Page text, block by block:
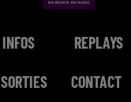
INFOS REPLAYS
SORTIES CONTACT